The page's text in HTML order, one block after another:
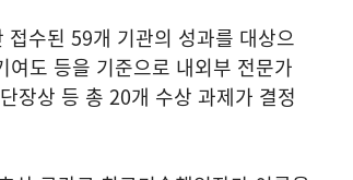
수된 59개 기관의 성과를 대상으
도 등을 기준으로 내외부 전문가
장상 등 총 20개 수상 과제가 결정